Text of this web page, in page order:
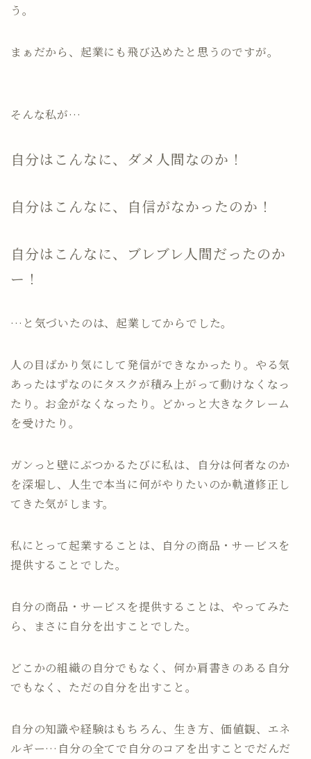
う。
まぁだから、起業にも飛び込めたと思うのですが。
そんな私が…
自分はこんなに、ダメ人間なのか！
自分はこんなに、自信がなかったのか！
自分はこんなに、ブレブレ人間だったのか
ー！
…と気づいたのは、起業してからでした。
人の目ばかり気にして発信ができなかったり。やる気
あったはずなのにタスクが積み上がって動けなくなっ
たり。お金がなくなったり。どかっと大きなクレーム
を受けたり。
ガンっと壁にぶつかるたびに私は、自分は何者なのか
を深堀し、人生で本当に何がやりたいのか軌道修正し
てきた気がします。
私にとって起業することは、自分の商品・サービスを
提供することでした。
自分の商品・サービスを提供することは、やってみた
ら、まさに自分を出すことでした。
どこかの組織の自分でもなく、何か肩書きのある自分
でもなく、ただの自分を出すこと。
自分の知識や経験はもちろん、生き方、価値観、エネ
ルギー…自分の全てで自分のコアを出すことでだんだ